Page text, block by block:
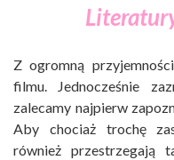
Z ogromną
filmu. Jednocześnie
zalecamy najpierw
Aby chociaż trochę
również przestrzegają